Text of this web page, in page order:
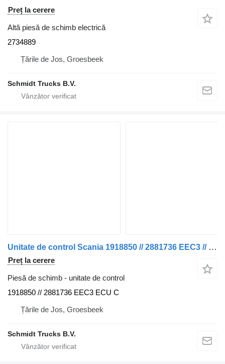
Preț la cerere
Altă piesă de schimb electrică
2734889
Țările de Jos, Groesbeek
Schmidt Trucks B.V.
Unitate de control Scania 1918850 // 2881736 EEC3 // ECU CPL P 320 MODEL 2023 pentru camion
Preț la cerere
Piesă de schimb - unitate de control
1918850 // 2881736 EEC3 ECU C
Țările de Jos, Groesbeek
Schmidt Trucks B.V.